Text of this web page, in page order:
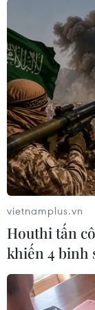
thắng Điện
trong việc
việc chưa kịp
phải quán
công tác Mặt
vietnamplus.vn
Houthi tấn
khiến 4 binh